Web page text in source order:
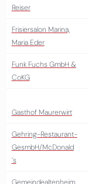
Reiser
Frisiersalon Marina,
Maria Eder
Funk Fuchs GmbH &
CoKG
Gasthof Maurerwirt
Gehring-Restaurant-
GesmbH/McDonald
´s